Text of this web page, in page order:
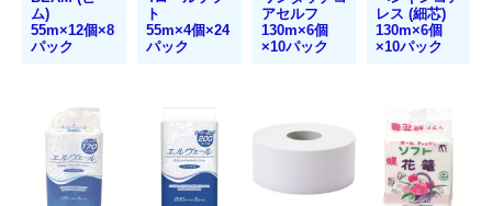
紙コップ
洗剤（家庭用～業務用）
食器用洗剤
ム)
55m×12個×8
パック
ト
55m×4個×24
パック
アセルフ
130m×6個
×10パック
レス (細芯)
130m×6個
×10パック